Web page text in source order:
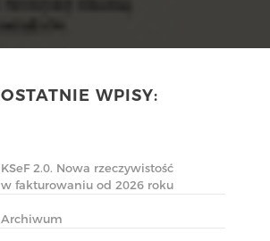
OSTATNIE WPISY:
KSeF 2.0. Nowa rzeczywistość
w fakturowaniu od 2026 roku
Archiwum